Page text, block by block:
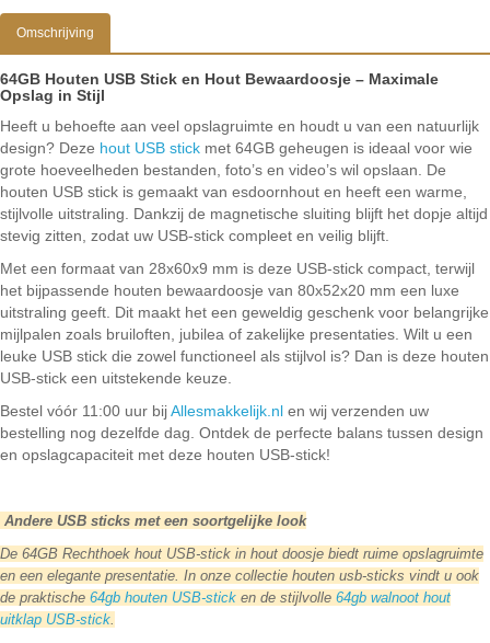
Omschrijving
64GB Houten USB Stick en Hout Bewaardoosje – Maximale
Opslag in Stijl
Heeft u behoefte aan veel opslagruimte en houdt u van een natuurlijk
design? Deze hout USB stick met 64GB geheugen is ideaal voor wie
grote hoeveelheden bestanden, foto’s en video’s wil opslaan. De
houten USB stick is gemaakt van esdoornhout en heeft een warme,
stijlvolle uitstraling. Dankzij de magnetische sluiting blijft het dopje altijd
stevig zitten, zodat uw USB-stick compleet en veilig blijft.
Met een formaat van 28x60x9 mm is deze USB-stick compact, terwijl
het bijpassende houten bewaardoosje van 80x52x20 mm een luxe
uitstraling geeft. Dit maakt het een geweldig geschenk voor belangrijke
mijlpalen zoals bruiloften, jubilea of zakelijke presentaties. Wilt u een
leuke USB stick die zowel functioneel als stijlvol is? Dan is deze houten
USB-stick een uitstekende keuze.
Bestel vóór 11:00 uur bijAllesmakkelijk.nl en wij verzenden uw
bestelling nog dezelfde dag. Ontdek de perfecte balans tussen design
en opslagcapaciteit met deze houten USB-stick!
Andere USB sticks met een soortgelijke look
De 64GB Rechthoek hout USB-stick in hout doosje biedt ruime opslagruimte
en een elegante presentatie. In onze collectie houten usb-sticks vindt u ook
de praktische 64gb houten USB-stick en de stijlvolle 64gb walnoot hout
uitklap USB-stick.